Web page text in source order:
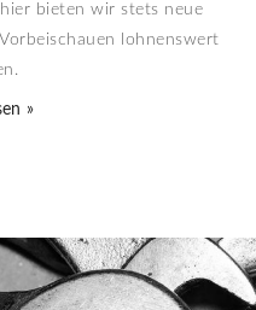
bieten wir stets neue
lohnenswert
»